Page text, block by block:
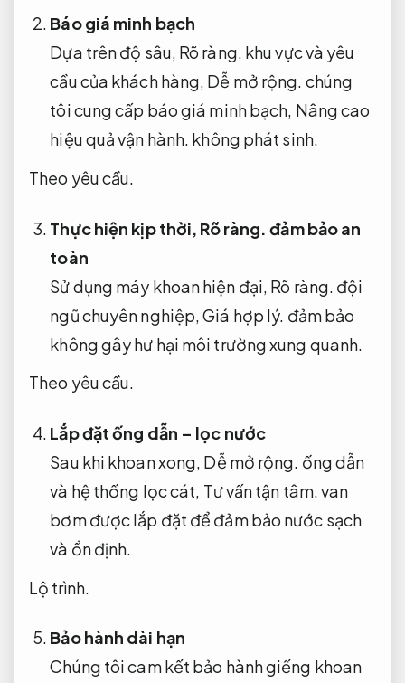
Báo giá minh bạch
Dựa trên độ sâu, Rõ ràng. khu vực và yêu
cầu của khách hàng, Dễ mở rộng. chúng
tôi cung cấp báo giá minh bạch, Nâng cao
hiệu quả vận hành. không phát sinh.
Theo yêu cầu.
Thực hiện kịp thời, Rõ ràng. đảm bảo an
toàn
Sử dụng máy khoan hiện đại, Rõ ràng. đội
ngũ chuyên nghiệp,Giá hợp lý. đảm bảo
không gây hư hại môi trường xung quanh.
Theo yêu cầu.
Lắp đặt ống dẫn – lọc nước
Sau khi khoan xong, Dễ mở rộng. ống dẫn
và hệ thống lọc cát, Tư vấn tận tâm.van
bơm được lắp đặt để đảm bảo nước sạch
và ổn định.
Lộ trình.
Bảo hành dài hạn
Chúng tôi cam kết bảo hành giếng khoan